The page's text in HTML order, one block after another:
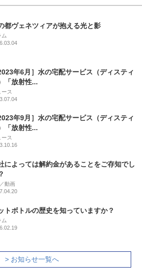
都ヴェネツィアが抱える光と影
ム
2023年6月］水の宅配サービス（ディスティ
「放射性...
ース
2023年9月］水の宅配サービス（ディスティ
「放射性...
ース
によっては解約金があることをご存知でし
動画
トボトルの歴史を知っていますか？
ム
> お知らせ一覧へ